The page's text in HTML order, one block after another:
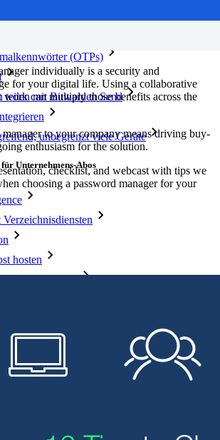
für private Abos
(OTPs)
teilen mit Bitwarden Send
unbegrenzt viele Geräte
Unternehmens-Abos
hosten
individually is a security and
for your digital life. Using a collaborative
work can multiply those benefits across the
to your company means driving buy-
enthusiasm for the solution.
checklist, and webcast with tips we
choosing a password manager for your